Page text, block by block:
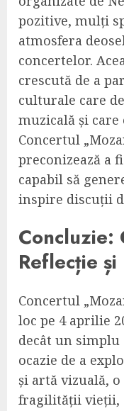
pozitive, mulți
atmosfera
concertelor.
crescută de a
culturale care
muzicală și
Concertul
preconizează a
capabil să
inspire discuții
Concluzie:
Reflecție
Concertul
loc pe 4 aprilie
decât un simplu
ocazie de a
și artă vizuală,
fragilității vieții,